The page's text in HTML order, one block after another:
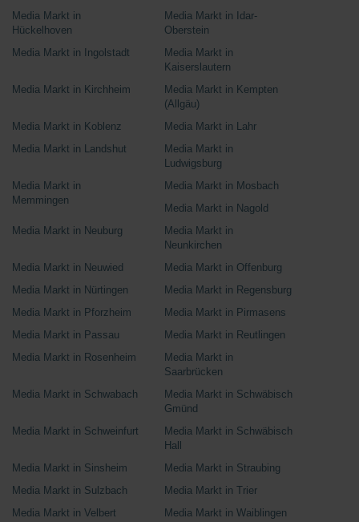
Media Markt in
Hückelhoven
Media Markt in Idar-
Oberstein
Media Markt in Ingolstadt
Media Markt in
Kaiserslautern
Media Markt in Kirchheim
Media Markt in Kempten
(Allgäu)
Media Markt in Koblenz
Media Markt in Lahr
Media Markt in Landshut
Media Markt in
Ludwigsburg
Media Markt in
Memmingen
Media Markt in Mosbach
Media Markt in Nagold
Media Markt in Neuburg
Media Markt in
Neunkirchen
Media Markt in Neuwied
Media Markt in Offenburg
Media Markt in Nürtingen
Media Markt in Regensburg
Media Markt in Pforzheim
Media Markt in Pirmasens
Media Markt in Passau
Media Markt in Reutlingen
Media Markt in Rosenheim
Media Markt in
Saarbrücken
Media Markt in Schwabach
Media Markt in Schwäbisch
Gmünd
Media Markt in Schweinfurt
Media Markt in Schwäbisch
Hall
Media Markt in Sinsheim
Media Markt in Straubing
Media Markt in Sulzbach
Media Markt in Trier
Media Markt in Velbert
Media Markt in Waiblingen